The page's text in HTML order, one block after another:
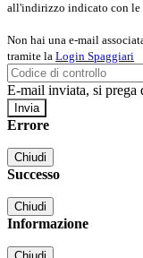
all'indirizzo indicato con le
Non hai una e-mail
tramite la Login Spaggiari
E-mail inviata, si prega
Errore
Chiudi
Successo
Chiudi
Informazione